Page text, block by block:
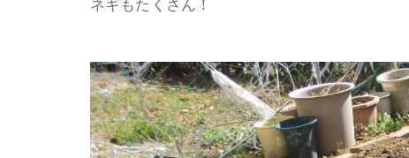
ネギもたくさん！